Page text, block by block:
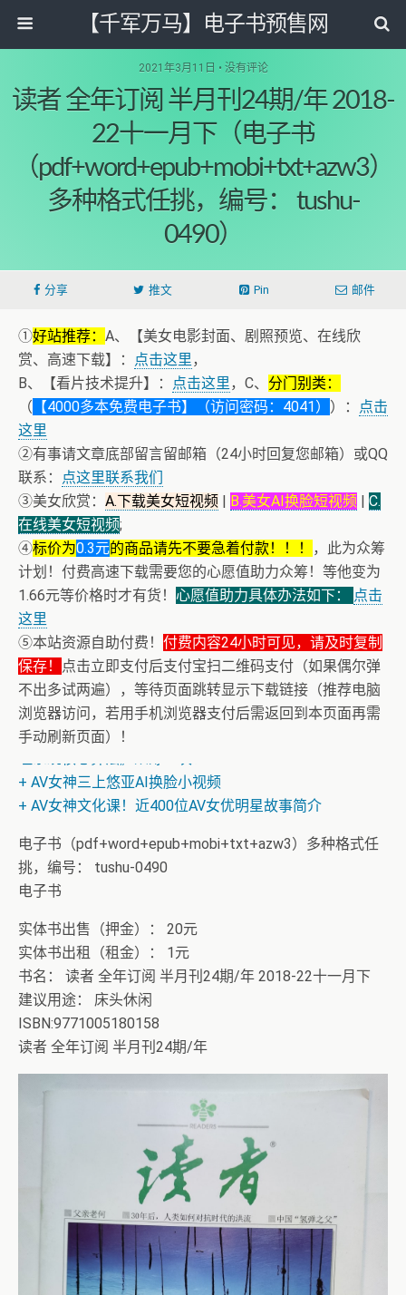
【千军万马】电子书预售网
2021年3月11日 • 没有评论
读者 全年订阅 半月刊24期/年 2018-
22十一月下（电子书
（pdf+word+epub+mobi+txt+azw3）
多种格式任挑，编号： tushu-
0490）
分享 推文 Pin 邮件
①好站推荐： A、【美女电影封面、剧照预览、在线欣
赏、高速下载】：
点击这里，
B、【看片技术提升】：
点击这里，C、 分门别类：
（ 【4000多本免费电子书】（访问密码：4041） ）：
点击
这里
②有事请文章底部留言留邮箱（24小时回复您邮箱）或QQ
联系：
点这里联系我们
③美女欣赏： A.下载美女短视频 | B.美女AI换脸短视频 | C.
在线美女短视频;
④标价为0.3元的商品请先不要急着付款！！！
，此为众筹
计划！付费高速下载需要您的心愿值助力众筹！等他变为
1.66元等价格时才有货！ 心愿值助力具体办法如下：
点击
这里
⑤本站资源自助付费！ 付费内容24小时可见，请及时复制
保存！
点击立即支付后支付宝扫二维码支付（如果偶尔弹
不出多试两遍），等待页面跳转显示下载链接（推荐电脑
浏览器访问，若用手机浏览器支付后需返回到本页面再需
手动刷新页面）！
+ 恭喜IP为180.201.1.217的网友为电子书籍《动力电池管
+ AV女神三上悠亚AI换脸小视频
+ AV女神文化课！近400位AV女优明星故事简介
电子书（pdf+word+epub+mobi+txt+azw3）多种格式任
挑，编号： tushu-0490
电子书
实体书出售（押金）： 20元
实体书出租（租金）： 1元
书名： 读者 全年订阅 半月刊24期/年 2018-22十一月下
建议用途： 床头休闲
ISBN:9771005180158
读者 全年订阅 半月刊24期/年